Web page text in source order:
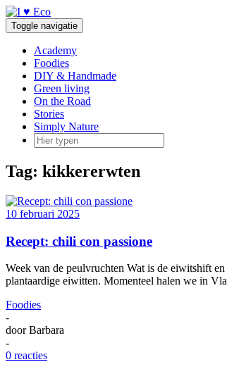
Doorgaan
naar
inhoud
Toggle navigatie
Academy
Foodies
DIY & Handmade
Green living
On the Road
Stories
Simply Nature
Tag: kikkererwten
10 februari 2025
Recept: chili con passione
Week van de peulvruchten Wat is de eiwitshift
plantaardige eiwitten. Momenteel halen we in
Foodies
-
doorBarbara
-
0 reacties